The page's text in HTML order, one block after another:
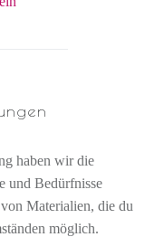
haben wir die
und Bedürfnisse
Materialien, die du
möglich.